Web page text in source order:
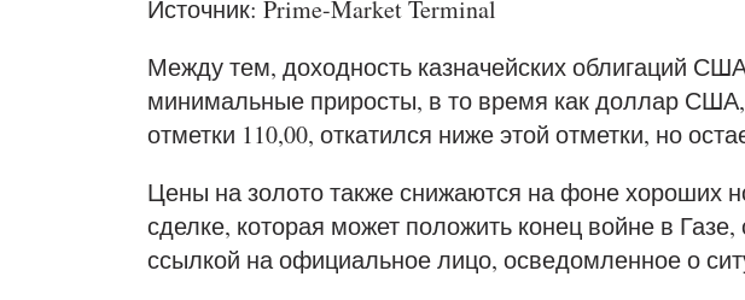
Источник: Prime-Market Terminal
Между тем, доходность казначейских облигаций
минимальные приросты, в то время как доллар
отметки 110,00, откатился ниже этой отметки, но
Цены на золото также снижаются на фоне хороших
сделке, которая может положить конец войне в Газе,
ссылкой на официальное лицо, осведомленное о